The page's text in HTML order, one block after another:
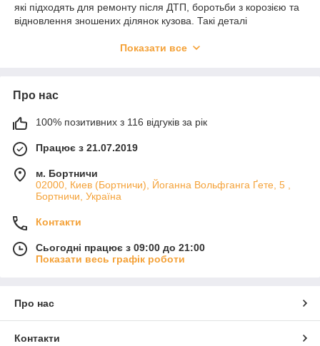
які підходять для ремонту після ДТП, боротьби з корозією та
відновлення зношених ділянок кузова. Такі деталі
вигляд автомобіля і продовжити строк його служби.
Тут можна підібрати пороги, лонжерони підлоги, підсилювачі,
ремкомплект підлоги та ремкомплекти. Асортимент охоплює
популярні кузовні елементи, які найчастіше потребують
заміни під час ремонту.
Чому варто обрати якісні деталі
Надійний метал, точна геометрія та акуратне виконання
важливі для правильного встановлення і довговічності
кузовного ремонту. Використання якісних деталей допомагає
Кузовні запчастини для DongFeng - це практичне рішення
для відновлення автомобіля з урахуванням вимог до якості
та надійності.
Показати все
Про нас
100% позитивних з 116 відгуків за рік
Працює з 21.07.2019
м. Бортничи
02000, Киев (Бортничи), Йоганна Вольфганга Ґете, 5 ,
Бортничи, Україна
Контакти
Сьогодні працює з 09:00 до 21:00
Показати весь графік роботи
Про нас
Контакти